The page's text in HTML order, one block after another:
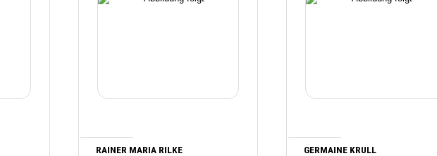
RAINER MARIA RILKE
GERMAINE KRULL